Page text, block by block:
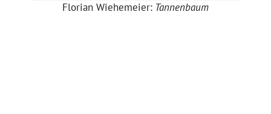
Florian Wiehemeier: Tannenbaum